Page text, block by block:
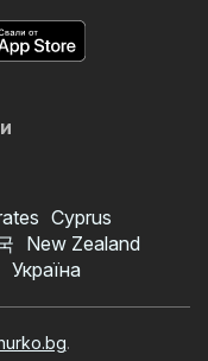
Cyprus
New Zealand
Україна
.